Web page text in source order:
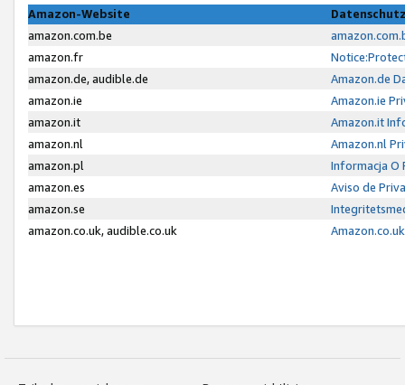
Amazon-Website
amazon.com.be
amazon.fr
amazon.de, audible.de
Amazon.de
amazon.ie
Amazon.ie
amazon.it
Amazon.it
amazon.nl
Amazon.nl
amazon.pl
Informacja O
amazon.es
Aviso de
amazon.se
amazon.co.uk, audible.co.uk